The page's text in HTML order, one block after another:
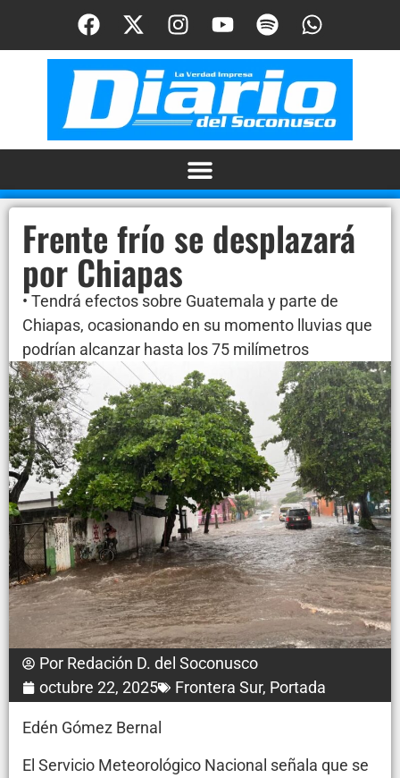
Frente frío se desplazará
por Chiapas
• Tendrá efectos sobre Guatemala y parte de
Chiapas, ocasionando en su momento lluvias que
podrían alcanzar hasta los 75 milímetros
Por Redación D. del Soconusco
octubre 22, 2025
Frontera Sur, Portada
Edén Gómez Bernal
El Servicio Meteorológico Nacional señala que se